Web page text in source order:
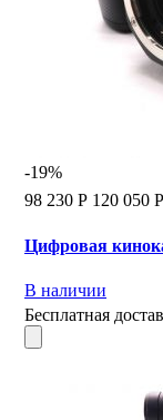
-19%
98 230 Р 120 050 Р
Цифровая
В наличии
Бесплатная